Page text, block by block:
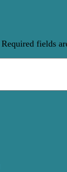
Required fields